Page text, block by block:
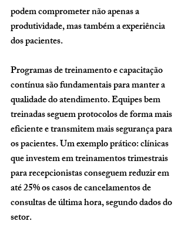
podem comprometer não apenas a
produtividade, mas também a experiência
dos pacientes.
Programas de treinamento e capacitação
contínua são fundamentais para manter a
qualidade do atendimento. Equipes bem
treinadas seguem protocolos de forma mais
eficiente e transmitem mais segurança para
os pacientes. Um exemplo prático: clínicas
que investem em treinamentos trimestrais
para recepcionistas conseguem reduzir em
até 25% os casos de cancelamentos de
consultas de última hora, segundo dados do
setor.